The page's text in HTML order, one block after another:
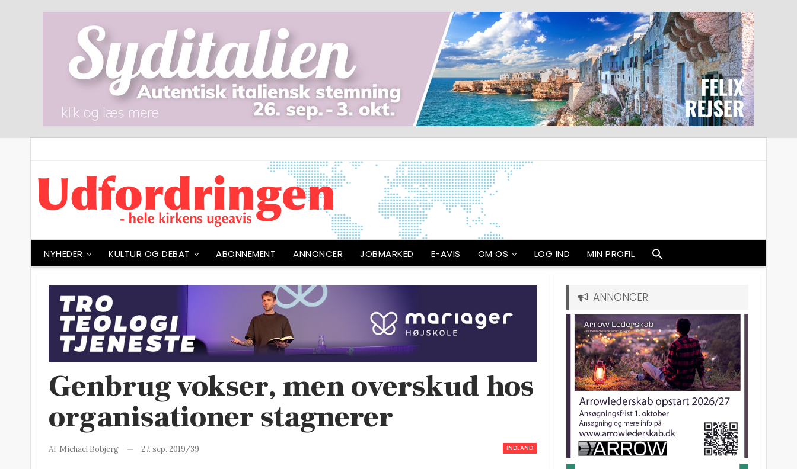
NYHEDER KULTUR OG DEBAT ABONNEMENT ANNONCER JOBMARKED E-AVIS OM OS LOG IND MIN PROFIL
Genbrug vokser, men overskud hos
organisationer stagnerer
INDLAND
Af Michael Bobjerg 27. sep. 2019/39
ANNONCER